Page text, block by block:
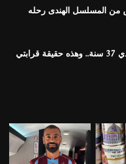
من المسلسل الهندى رحله
مريم سعيد صالح: دخلت الفن وأنا عندي 37 سنة.. وهذه حقيقة قرابتي